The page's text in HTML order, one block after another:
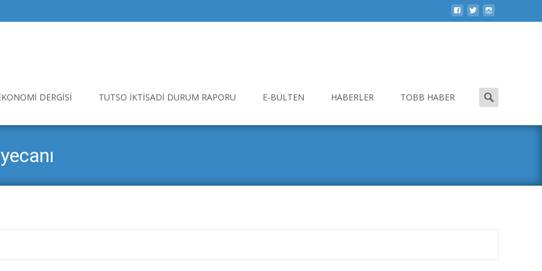
DERGISI TUTSO İKTISADI DURUM RAPORU E-BÜLTEN HABERLER TOBB HABER
Search
for: